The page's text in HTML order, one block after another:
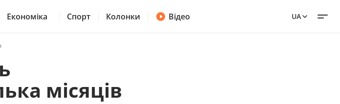
Економіка Спорт Колонки Відео UA
місяців